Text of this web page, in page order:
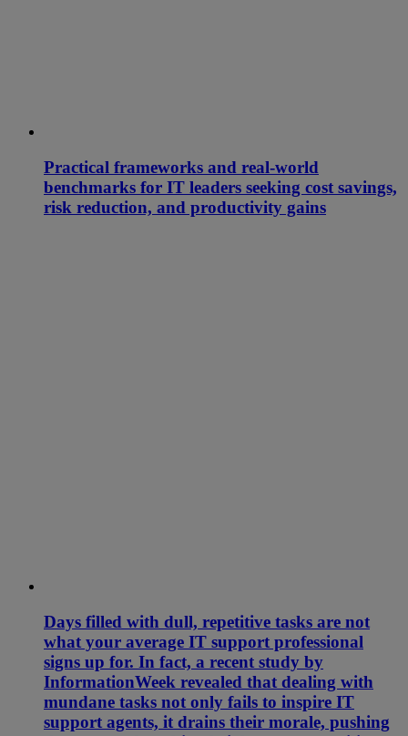
Practical frameworks and real-world
benchmarks for IT leaders seeking cost savings,
risk reduction, and productivity gains
Days filled with dull, repetitive tasks are not
what your average IT support professional
signs up for. In fact, a recent study by
InformationWeek revealed that dealing with
mundane tasks not only fails to inspire IT
support agents, it drains their morale, pushing